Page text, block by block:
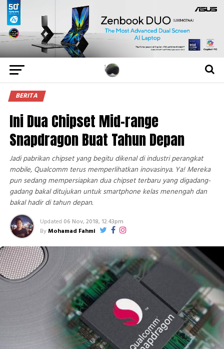
BERITA
Ini Dua Chipset Mid-range
Snapdragon Buat Tahun Depan
Jadi pabrikan chipset yang begitu dikenal di industri perangkat
mobile, Qualcomm terus memperlihatkan inovasinya. Ya! Mereka
pun sedang mempersiapkan dua chipset terbaru yang digadang-
gadang bakal ditujukan untuk smartphone kelas menengah dan
bakal hadir di tahun depan.
Updated 06 Nov, 2018, 12:43pm
ByMohamad Fahmi